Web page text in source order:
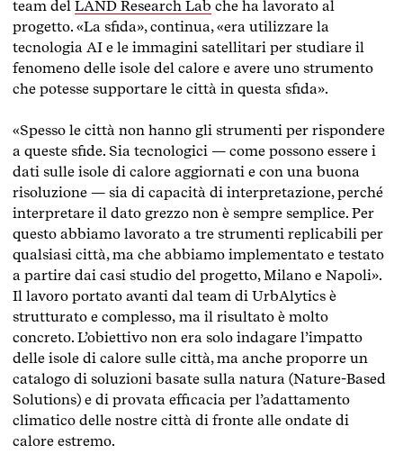
team del LAND Research Lab che ha lavorato al
progetto. «La sfida», continua, «era utilizzare la
tecnologia AI e le immagini satellitari per studiare il
fenomeno delle isole del calore e avere uno strumento
che potesse supportare le città in questa sfida».
«Spesso le città non hanno gli strumenti per rispondere
a queste sfide. Sia tecnologici — come possono essere i
dati sulle isole di calore aggiornati e con una buona
risoluzione — sia di capacità di interpretazione, perché
interpretare il dato grezzo non è sempre semplice. Per
questo abbiamo lavorato a tre strumenti replicabili per
qualsiasi città, ma che abbiamo implementato e testato
a partire dai casi studio del progetto, Milano e Napoli».
Il lavoro portato avanti dal team di UrbAlytics è
strutturato e complesso, ma il risultato è molto
concreto. L’obiettivo non era solo indagare l’impatto
delle isole di calore sulle città, ma anche proporre un
catalogo di soluzioni basate sulla natura (Nature-Based
Solutions) e di provata efficacia per l’adattamento
climatico delle nostre città di fronte alle ondate di
calore estremo.